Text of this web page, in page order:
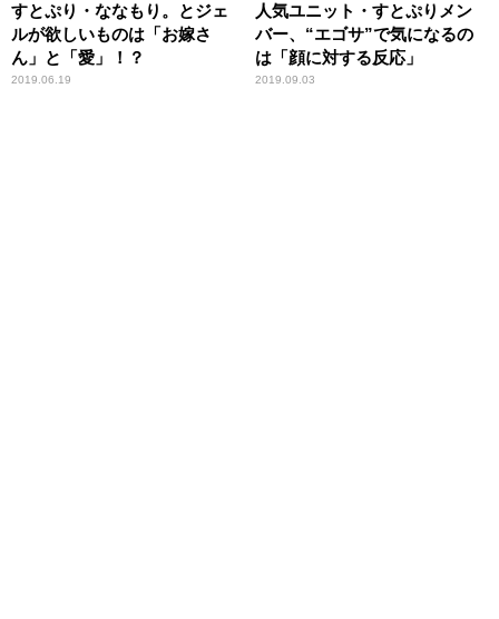
すとぷり・ななもり。とジェ
ルが欲しいものは「お嫁さ
ん」と「愛」！？
2019.06.19
人気ユニット・すとぷりメン
バー、“エゴサ”で気になるの
は「顔に対する反応」
2019.09.03